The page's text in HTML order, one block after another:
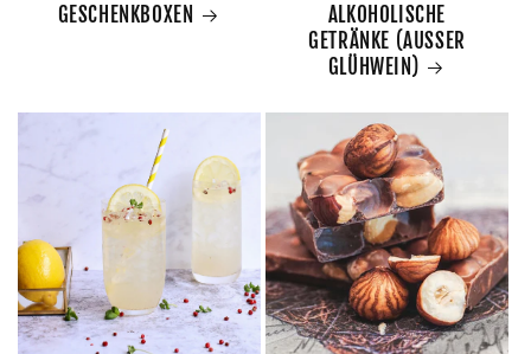
GESCHENKBOXEN
ALKOHOLISCHE
GETRÄNKE (AUSSER
GLÜHWEIN)